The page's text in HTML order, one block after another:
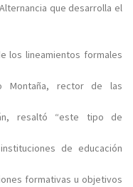
que desarrolla el
los lineamientos formales
Montaña, rector de las
resaltó “este tipo de
de educación
formativas u objetivos